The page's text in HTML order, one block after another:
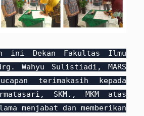
ini Dekan Fakultas Ilmu
Wahyu Sulistiadi, MARS
ucapan terimakasih kepada
SKM., MKM atas
menjabat dan memberikan